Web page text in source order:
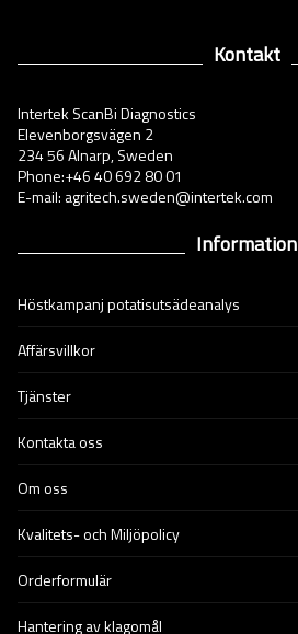
Kontakt
Intertek ScanBi Diagnostics
Elevenborgsvägen 2
234 56 Alnarp, Sweden
Phone:+46 40 692 80 01
E-mail: agritech.sweden@intertek.com
Information
Höstkampanj potatisutsädeanalys
Affärsvillkor
Tjänster
Kontakta oss
Om oss
Kvalitets- och Miljöpolicy
Orderformulär
Hantering av klagomål